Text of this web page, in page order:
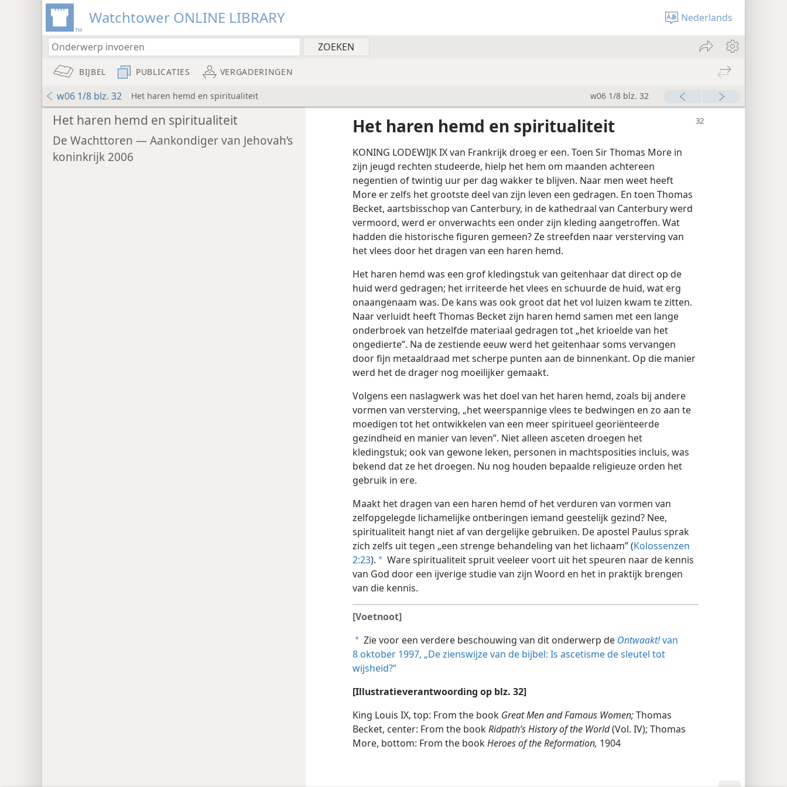
Watchtower ONLINE LIBRARY Nederlands
BIJBEL PUBLICATIES VERGADERINGEN
w06 1/8 blz. 32 Het haren hemd en spiritualiteit w06 1/8 blz. 32
Het haren hemd en spiritualiteit
De Wachttoren — Aankondiger van Jehovah’s
koninkrijk 2006
Het haren hemd en spiritualiteit
KONING LODEWIJK IX van Frankrijk droeg er een. Toen Sir Thomas More in
zijn jeugd rechten studeerde, hielp het hem om maanden achtereen
negentien of twintig uur per dag wakker te blijven. Naar men weet heeft
More er zelfs het grootste deel van zijn leven een gedragen. En toen Thomas
Becket, aartsbisschop van Canterbury, in de kathedraal van Canterbury werd
vermoord, werd er onverwachts een onder zijn kleding aangetroffen. Wat
hadden die historische figuren gemeen? Ze streefden naar versterving van
het vlees door het dragen van een haren hemd.
Het haren hemd was een grof kledingstuk van geitenhaar dat direct op de
huid werd gedragen; het irriteerde het vlees en schuurde de huid, wat erg
onaangenaam was. De kans was ook groot dat het vol luizen kwam te zitten.
Naar verluidt heeft Thomas Becket zijn haren hemd samen met een lange
onderbroek van hetzelfde materiaal gedragen tot „het krioelde van het
ongedierte”. Na de zestiende eeuw werd het geitenhaar soms vervangen
door fijn metaaldraad met scherpe punten aan de binnenkant. Op die manier
werd het de drager nog moeilijker gemaakt.
Volgens een naslagwerk was het doel van het haren hemd, zoals bij andere
vormen van versterving, „het weerspannige vlees te bedwingen en zo aan te
moedigen tot het ontwikkelen van een meer spiritueel georiënteerde
gezindheid en manier van leven”. Niet alleen asceten droegen het
kledingstuk; ook van gewone leken, personen in machtsposities incluis, was
bekend dat ze het droegen. Nu nog houden bepaalde religieuze orden het
gebruik in ere.
Maakt het dragen van een haren hemd of het verduren van vormen van
zelfopgelegde lichamelijke ontberingen iemand geestelijk gezind? Nee,
spiritualiteit hangt niet af van dergelijke gebruiken. De apostel Paulus sprak
zich zelfs uit tegen „een strenge behandeling van het lichaam” (Kolossenzen
2:23). a Ware spiritualiteit spruit veeleer voort uit het speuren naar de kennis
van God door een ijverige studie van zijn Woord en het in praktijk brengen
van die kennis.
[Voetnoot]
a Zie voor een verdere beschouwing van dit onderwerp de Ontwaakt!van
8 oktober 1997, „De zienswijze van de bijbel: Is ascetisme de sleutel tot
wijsheid?”
[Illustratieverantwoording op blz. 32]
King Louis IX, top: From the book Great Men and Famous Women;Thomas
Becket, center: From the bookRidpath’s History of the World(Vol. IV); Thomas
More, bottom: From the bookHeroes of the Reformation, 1904